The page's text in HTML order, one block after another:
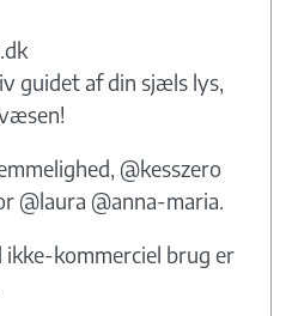
guidet af din sjæls lys,
@kesszero
@laura @anna-maria.
kommerciel brug er